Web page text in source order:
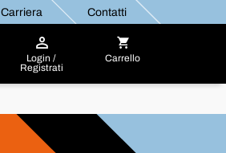
Carriera Contatti
Login /
Registrati
Carrello